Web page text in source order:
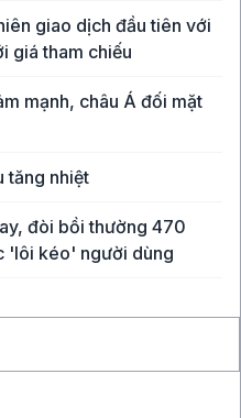
giao dịch đầu tiên với
giá tham chiếu
mạnh, châu Á đối mặt
tăng nhiệt
đòi bồi thường 470
'lôi kéo' người dùng